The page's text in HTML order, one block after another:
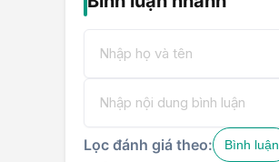
Lọc đánh giá theo: Bình luận